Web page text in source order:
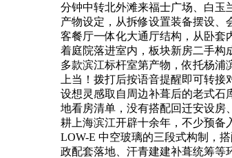
分钟中转北外滩来福士广场、白玉
产物设定，从拆修设置装备摆设、
客餐厅一体化大通厅结构，从卧套
着庭院落进室内，板块新房二手构
多款滨江标杆室第产物，依托杨浦
上当！拨打后按语音提醒即可转
设想灵感取自周边补葺后的老式石
地看房清单，没有搭配回迁安设房
耕上海滨江开辟十余年，不少预备
LOW-E 中空玻璃的三段式构制，
政配套落地、汗青建建补葺统筹等